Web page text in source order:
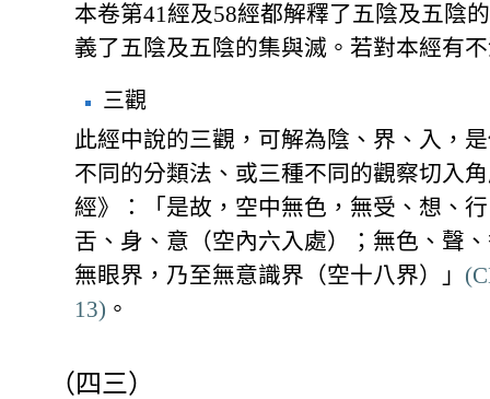
本卷第41經及58經都解釋了五陰及五陰
義了五陰及五陰的集與滅。若對本經有
三觀
此經中說的三觀，可解為陰、界、入，
不同的分類法、或三種不同的觀察切入
經》：「是故，空中無色，無受、想、
舌、身、意（空內六入處）；無色、聲
無眼界，乃至無意識界（空十八界）」
13) 。
（四三）